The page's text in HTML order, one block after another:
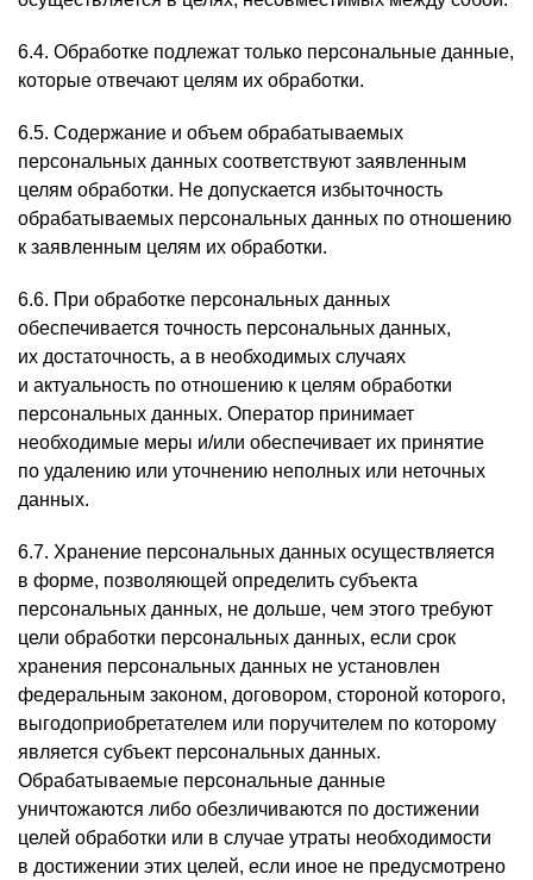
6.4. Обработке подлежат только персональные данные,
которые отвечают целям их обработки.
6.5. Содержание и объем обрабатываемых
персональных данных соответствуют заявленным
целям обработки. Не допускается избыточность
обрабатываемых персональных данных по отношению
к заявленным целям их обработки.
6.6. При обработке персональных данных
обеспечивается точность персональных данных,
их достаточность, а в необходимых случаях
и актуальность по отношению к целям обработки
персональных данных. Оператор принимает
необходимые меры и/или обеспечивает их принятие
по удалению или уточнению неполных или неточных
данных.
6.7. Хранение персональных данных осуществляется
в форме, позволяющей определить субъекта
персональных данных, не дольше, чем этого требуют
цели обработки персональных данных, если срок
хранения персональных данных не установлен
федеральным законом, договором, стороной которого,
выгодоприобретателем или поручителем по которому
является субъект персональных данных.
Обрабатываемые персональные данные
уничтожаются либо обезличиваются по достижении
целей обработки или в случае утраты необходимости
в достижении этих целей, если иное не предусмотрено